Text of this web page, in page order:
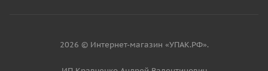
2026 © Интернет-магазин «УПАК.РФ».